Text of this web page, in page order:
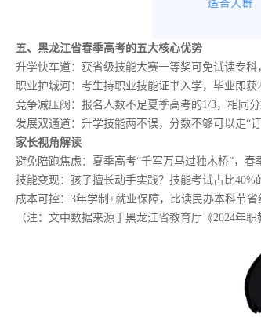
五、黑龙江省春季高考的五大核心优势
升学快车道：获省级技能大赛一等奖可免试读专科
职业护城河：考生持职业技能证书入学，毕业即获
竞争减压阀：报名人数不足夏季高考的1/3，相同
发展双通道：升学技能两不误，分数不够可以走“
家长视角解读
避免陪跑焦虑：夏季高考“千军万马过独木桥”，
技能变现：孩子擅长动手实践？技能考试占比
成本可控：3年学制+就业保障，比读民办本科节省
（注：文中数据来源于黑龙江省教育厅《2024年